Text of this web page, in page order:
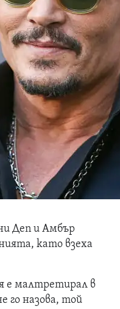
Деп иАмбър
като взеха
е малтретирал в
го назова, той